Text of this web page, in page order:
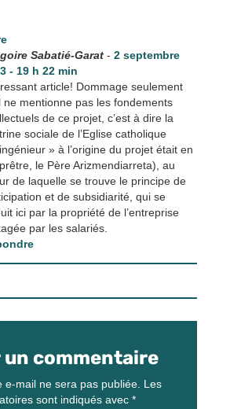
Sabatié-Garat- 2 septembre
- 19 h 22 min
article! Dommage seulement
ne mentionne pas les fondements
de ce projet, c’est à dire la
sociale de l’Eglise catholique
» à l’origine du projet était en
le Père Arizmendiarreta), au
de laquelle se trouve le principe de
et de subsidiarité, qui se
ici par la propriété de l’entreprise
par les salariés.
un commentaire
e-mail ne sera pas publiée. Les
sont indiqués avec *